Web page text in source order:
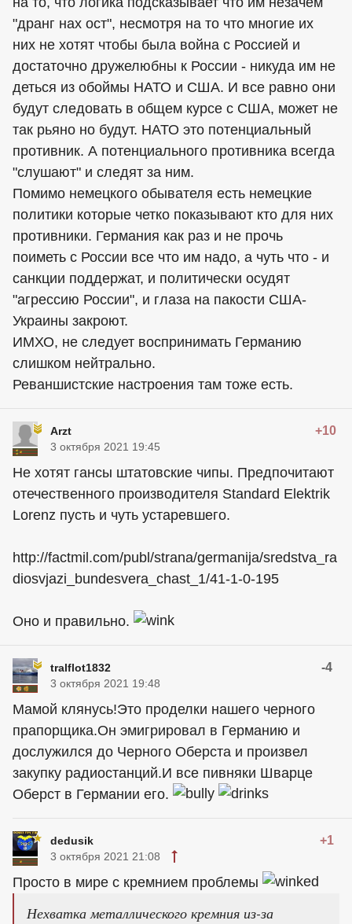
"дранг нах ост", несмотря на то что многие их
них не хотят чтобы была война с Россией и
достаточно дружелюбны к России - никуда им не
деться из обоймы НАТО и США. И все равно они
будут следовать в общем курсе с США, может не
так рьяно но будут. НАТО это потенциальный
противник. А потенциального противника всегда
"слушают" и следят за ним.
Помимо немецкого обывателя есть немецкие
политики которые четко показывают кто для них
противники. Германия как раз и не прочь
поиметь с России все что им надо, а чуть что - и
санкции поддержат, и политически осудят
"агрессию России", и глаза на пакости США-
Украины закроют.
ИМХО, не следует воспринимать Германию
слишком нейтрально.
Реваншистские настроения там тоже есть.
Arzt +10
3 октября 2021 19:45
Не хотят гансы штатовские чипы. Предпочитают
отечественного производителя Standard Elektrik
Lorenz пусть и чуть устаревшего.
http://factmil.com/publ/strana/germanija/sredstva_ra
diosvjazi_bundesvera_chast_1/41-1-0-195
Оно и правильно.
tralflot1832 -4
3 октября 2021 19:48
Мамой клянусь!Это проделки нашего черного
прапорщика.Он эмигрировал в Германию и
дослужился до Черного Оберста и произвел
закупку радиостанций.И все пивняки Шварце
Оберст в Германии его.
dedusik +1
3 октября 2021 21:08
Просто в мире с кремнием проблемы
Нехватка металлического кремния из-за